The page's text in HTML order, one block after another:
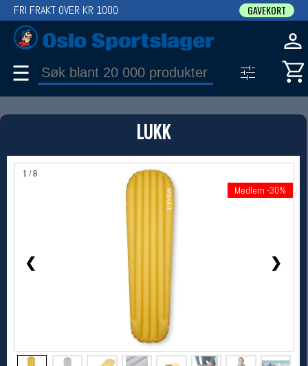
LUKK
1 / 8
❮ ❯
Medlem -30%
FRI FRAKT OVER KR 1000 GAVEKORT
☰
PRODUKT
Produkter (1)
Bruk filter til å spisse søket